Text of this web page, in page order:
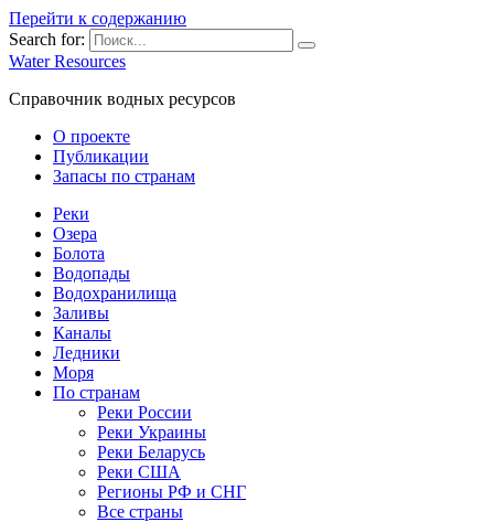
Перейти к содержанию
Search for:
Water Resources
Справочник водных ресурсов
О проекте
Публикации
Запасы по странам
Реки
Озера
Болота
Водопады
Водохранилища
Заливы
Каналы
Ледники
Моря
По странам
Реки России
Реки Украины
Реки Беларусь
Реки США
Регионы РФ и СНГ
Все страны